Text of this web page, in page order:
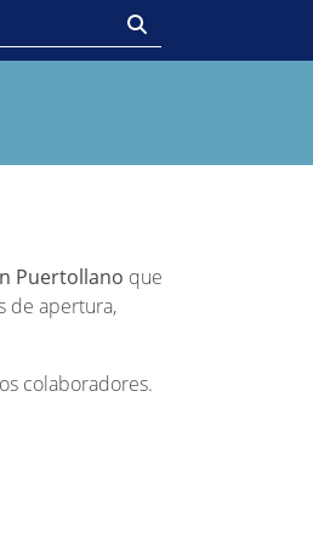
Puertollano que
de apertura,
colaboradores.